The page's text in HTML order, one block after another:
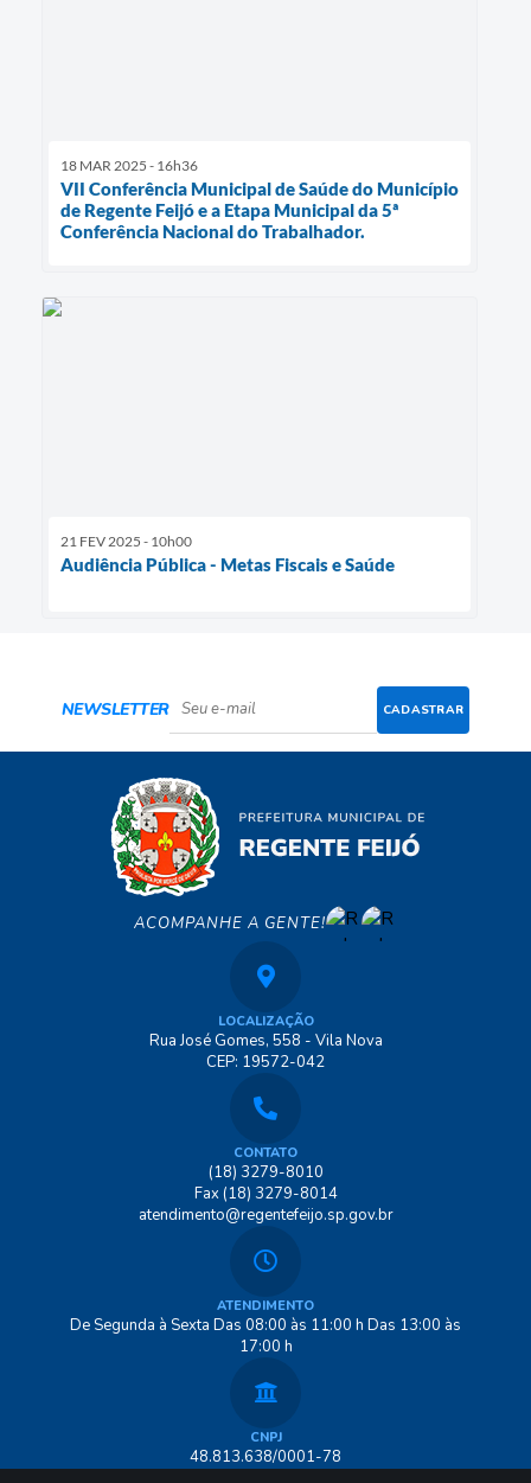
18 MAR 2025 - 16h36
VII Conferência Municipal de Saúde do Município
de Regente Feijó e a Etapa Municipal da 5ª
Conferência Nacional do Trabalhador.
21 FEV 2025 - 10h00
Audiência Pública - Metas Fiscais e Saúde
NEWSLETTER CADASTRAR
ACOMPANHE A GENTE!
LOCALIZAÇÃO
Rua José Gomes, 558 - Vila Nova
CEP: 19572-042
CONTATO
(18) 3279-8010
Fax (18) 3279-8014
atendimento@regentefeijo.sp.gov.br
ATENDIMENTO
De Segunda à Sexta Das 08:00 às 11:00 h Das 13:00 às
17:00 h
CNPJ
48.813.638/0001-78